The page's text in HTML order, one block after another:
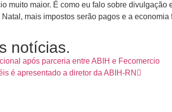
muito maior. É como eu falo sobre
mais impostos serão pagos e a economia
notícias.
após parceria entre ABIH e Fecomercio
é apresentado a diretor da ABIH-RN